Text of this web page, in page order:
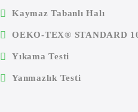
Kaymaz Tabanlı Halı
OEKO-TEX® STANDARD
Yıkama Testi
Yanmazlık Testi